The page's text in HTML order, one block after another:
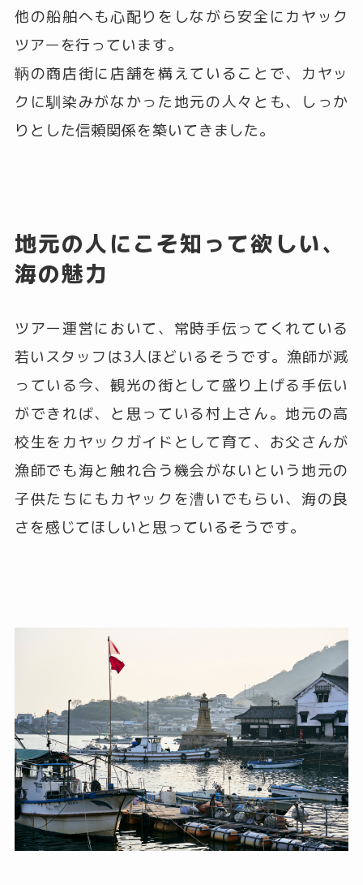
他の船舶へも心配りをしながら安全にカヤック
ツアーを行っています。
鞆の商店街に店舗を構えていることで、カヤッ
クに馴染みがなかった地元の人々とも、しっか
りとした信頼関係を築いてきました。
地元の人にこそ知って欲しい、
海の魅力
ツアー運営において、常時手伝ってくれている
若いスタッフは3人ほどいるそうです。漁師が減
っている今、観光の街として盛り上げる手伝い
ができれば、と思っている村上さん。地元の高
校生をカヤックガイドとして育て、お父さんが
漁師でも海と触れ合う機会がないという地元の
子供たちにもカヤックを漕いでもらい、海の良
さを感じてほしいと思っているそうです。